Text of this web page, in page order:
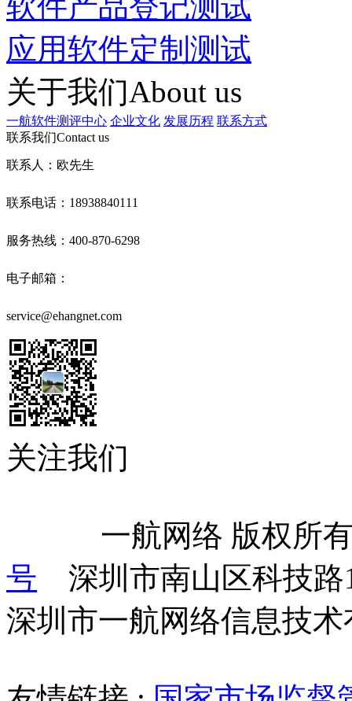
应用软件定制测试
关于我们About us
一航软件测评中心 企业文化 发展历程 联系方式
联系我们Contact us
联系人：欧先生
联系电话：18938840111
服务热线：400-870-6298
电子邮箱：
service@ehangnet.com
关注我们
一航网络 版
号
深圳市南山区科技
深圳市一航网络信息技